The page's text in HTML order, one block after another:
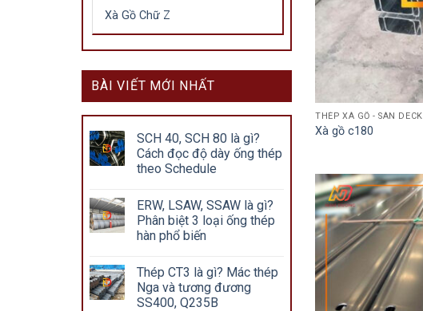
Xà Gồ Chữ Z
BÀI VIẾT MỚI NHẤT
SCH 40, SCH 80 là gì?
Cách đọc độ dày ống thép
theo Schedule
ERW, LSAW, SSAW là gì?
Phân biệt 3 loại ống thép
hàn phổ biến
Thép CT3 là gì? Mác thép
Nga và tương đương
SS400, Q235B
THÉP XÀ GỒ - SÀN DECK
Xà gồ c180